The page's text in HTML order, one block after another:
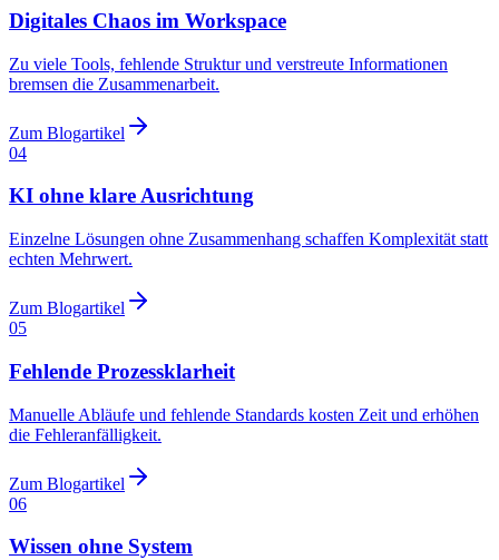
Digitales Chaos im Workspace
Zu viele Tools, fehlende Struktur und verstreute Informationen
bremsen die Zusammenarbeit.
Zum Blogartikel
04
KI ohne klare Ausrichtung
Einzelne Lösungen ohne Zusammenhang schaffen Komplexität statt
echten Mehrwert.
Zum Blogartikel
05
Fehlende Prozessklarheit
Manuelle Abläufe und fehlende Standards kosten Zeit und erhöhen
die Fehleranfälligkeit.
Zum Blogartikel
06
Wissen ohne System